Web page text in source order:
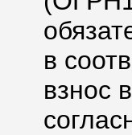
в
взнос